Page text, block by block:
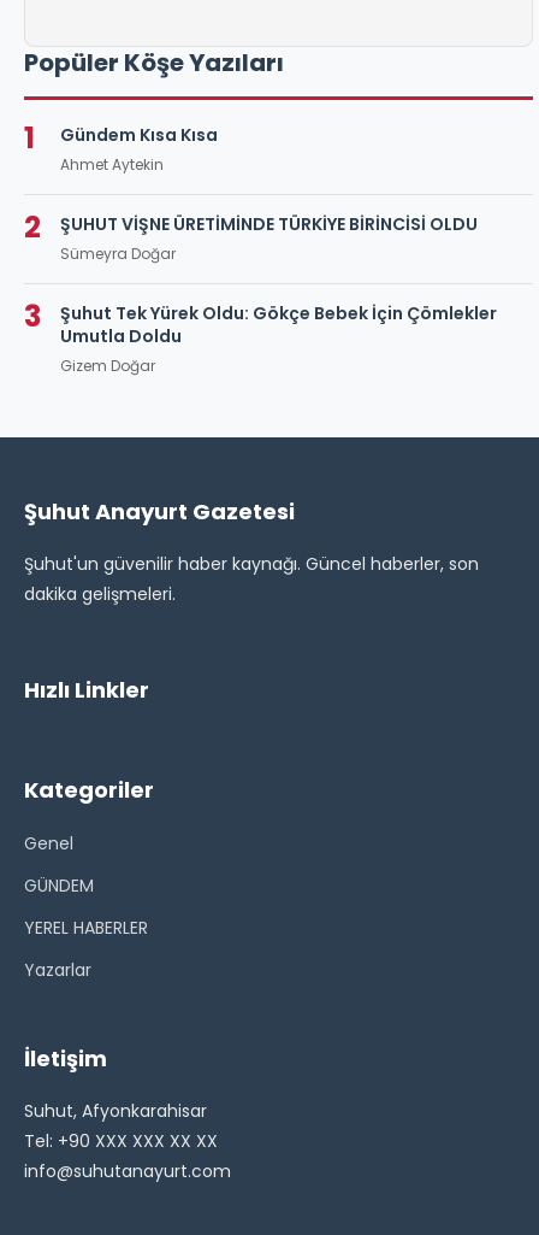
Popüler Köşe Yazıları
1 Gündem Kısa Kısa
Ahmet Aytekin
2 ŞUHUT VİŞNE ÜRETİMİNDE TÜRKİYE BİRİNCİSİ OLDU
Sümeyra Doğar
3
Şuhut Tek Yürek Oldu: Gökçe Bebek İçin Çömlekler
Umutla Doldu
Gizem Doğar
Şuhut Anayurt Gazetesi
Şuhut'un güvenilir haber kaynağı. Güncel haberler, son
dakika gelişmeleri.
Hızlı Linkler
Kategoriler
Genel
GÜNDEM
YEREL HABERLER
Yazarlar
İletişim
Suhut, Afyonkarahisar
Tel: +90 XXX XXX XX XX
info@suhutanayurt.com